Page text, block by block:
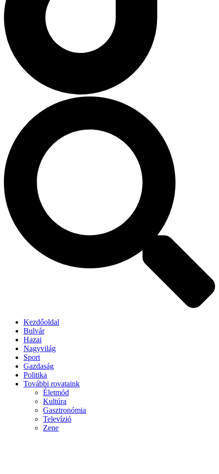
Kezdőoldal
Bulvár
Hazai
Nagyvilág
Sport
Gazdaság
Politika
További rovataink
Életmód
Kultúra
Gasztronómia
Televízió
Zene